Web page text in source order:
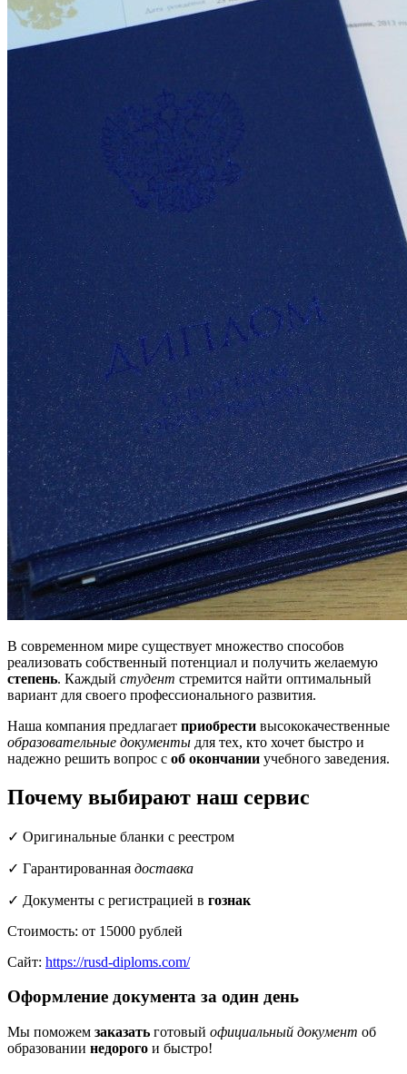
В современном мире существует множество способов
реализовать собственный потенциал и получить желаемую
степень. Каждый студент стремится найти оптимальный
вариант для своего профессионального развития.
Наша компания предлагает приобрести высококачественные
образовательные документы для тех, кто хочет быстро и
надежно решить вопрос с об окончании учебного заведения.
Почему выбирают наш сервис
✓ Оригинальные бланки с реестром
✓ Гарантированная доставка
✓ Документы с регистрацией в гознак
Стоимость: от 15000 рублей
Сайт: https://rusd-diploms.com/
Оформление документа за один день
Мы поможем заказать готовый официальный документ об
образовании недорого и быстро!